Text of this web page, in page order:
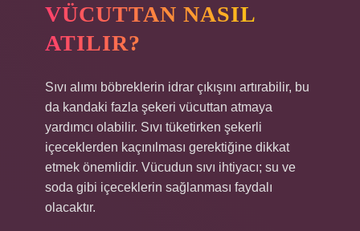
VÜCUTTAN NASIL
ATILIR?
Sıvı alımı böbreklerin idrar çıkışını artırabilir, bu
da kandaki fazla şekeri vücuttan atmaya
yardımcı olabilir. Sıvı tüketirken şekerli
içeceklerden kaçınılması gerektiğine dikkat
etmek önemlidir. Vücudun sıvı ihtiyacı; su ve
soda gibi içeceklerin sağlanması faydalı
olacaktır.